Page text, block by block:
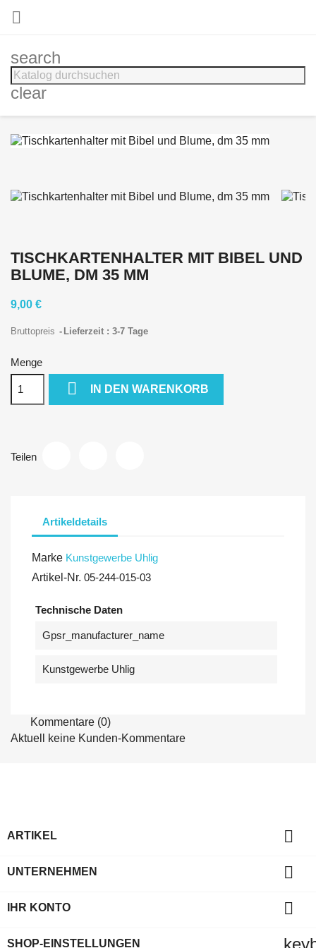

search
clear
TISCHKARTENHALTER MIT BIBEL UND
BLUME, DM 35 MM
9,00 €
Bruttopreis Lieferzeit : 3-7 Tage
Menge
 IN DEN WARENKORB
Teilen
Artikeldetails
Marke Kunstgewerbe Uhlig
Artikel-Nr. 05-244-015-03
Technische Daten
Gpsr_manufacturer_name
Kunstgewerbe Uhlig
Kommentare (0)
Aktuell keine Kunden-Kommentare
ARTIKEL 
UNTERNEHMEN 
IHR KONTO 
SHOP-EINSTELLUNGEN